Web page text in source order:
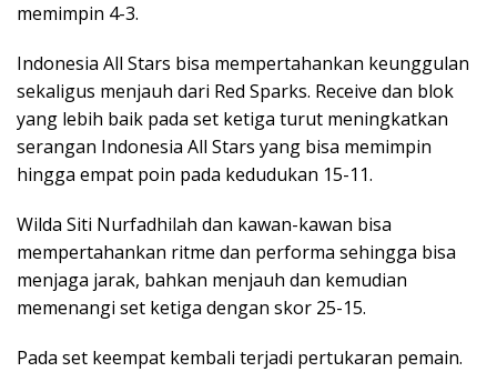
memimpin 4-3.
Indonesia All Stars bisa mempertahankan keunggulan
sekaligus menjauh dari Red Sparks. Receive dan blok
yang lebih baik pada set ketiga turut meningkatkan
serangan Indonesia All Stars yang bisa memimpin
hingga empat poin pada kedudukan 15-11.
Wilda Siti Nurfadhilah dan kawan-kawan bisa
mempertahankan ritme dan performa sehingga bisa
menjaga jarak, bahkan menjauh dan kemudian
memenangi set ketiga dengan skor 25-15.
Pada set keempat kembali terjadi pertukaran pemain.